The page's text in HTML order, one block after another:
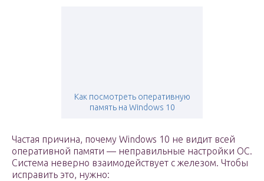
Как посмотреть оперативную
память на Windows 10
Частая причина, почему Windows 10 не видит всей
оперативной памяти — неправильные настройки ОС.
Система неверно взаимодействует с железом. Чтобы
исправить это, нужно: